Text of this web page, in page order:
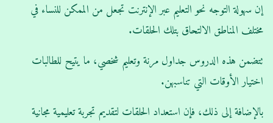
إن سهولة التوجه نحو التعليم عبر الإنترنت تجعل من الممكن للنساء في
مختلف المناطق الالتحاق بتلك الحلقات.
تتضمن هذه الدروس جداول مرنة وتعليم شخصي، ما يتيح للطالبات
اختيار الأوقات التي تناسبهن.
بالإضافة إلى ذلك، فإن استعداد الحلقات لتقديم تجربة تعليمية مجانية